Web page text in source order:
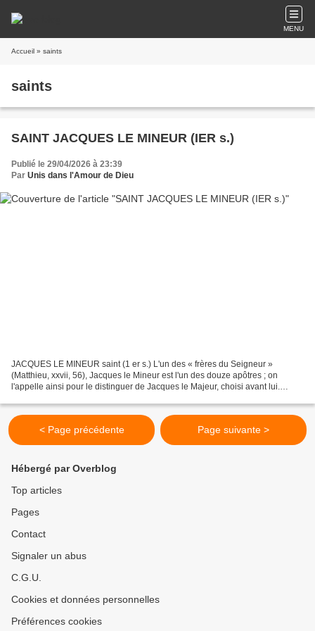
MENU
Accueil » saints
saints
SAINT JACQUES LE MINEUR (IER s.)
Publié le 29/04/2026 à 23:39
Par Unis dans l'Amour de Dieu
JACQUES LE MINEUR saint (1 er s.) L'un des « frères du Seigneur »
(Matthieu, xxvii, 56), Jacques le Mineur est l'un des douze apôtres ; on
l'appelle ainsi pour le distinguer de Jacques le Majeur, choisi avant lui.
< Page précédente Page suivante >
Hébergé par Overblog
Top articles
Pages
Contact
Signaler un abus
C.G.U.
Cookies et données personnelles
Préférences cookies